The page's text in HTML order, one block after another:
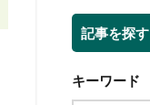
記事を探す
キーワード